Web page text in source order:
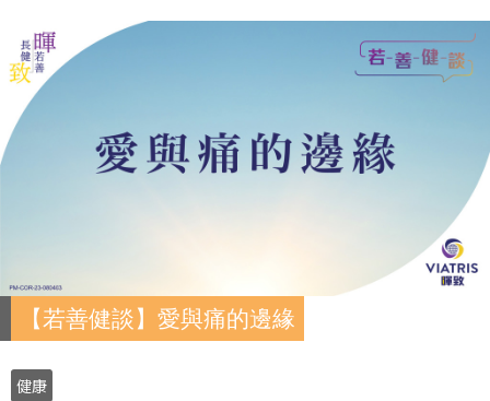
【若善健談】愛與痛的邊緣
健康